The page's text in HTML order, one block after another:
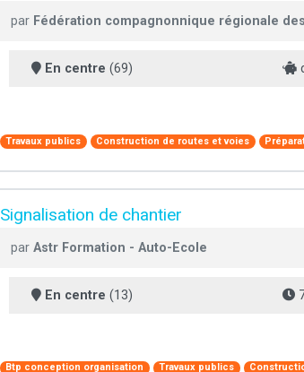
par Fédération compagnonnique régionale
En centre (69)
Travaux publics Construction de routes et voies
Signalisation de chantier
par Astr Formation - Auto-Ecole
En centre (13)
Btp conception organisation Travaux publics